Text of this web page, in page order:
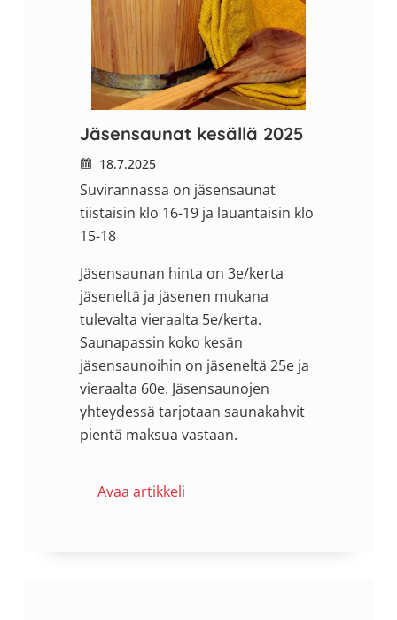
Jäsensaunat kesällä 2025
18.7.2025
Suvirannassa on jäsensaunat
tiistaisin klo 16-19 ja lauantaisin klo
15-18
Jäsensaunan hinta on 3e/kerta
jäseneltä ja jäsenen mukana
tulevalta vieraalta 5e/kerta.
Saunapassin koko kesän
jäsensaunoihin on jäseneltä 25e ja
vieraalta 60e. Jäsensaunojen
yhteydessä tarjotaan saunakahvit
pientä maksua vastaan.
Avaa artikkeli